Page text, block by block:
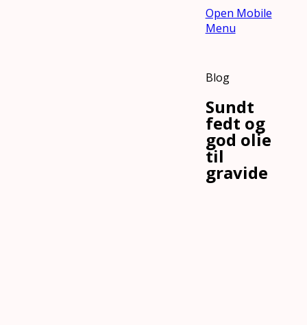
Open Mobile
Menu
Blog
Sundt
fedt og
god olie
til
gravide